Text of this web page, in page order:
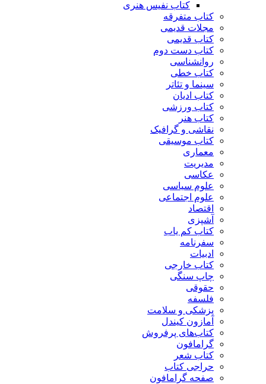
کتاب نفیس هنری
کتاب متفرقه
مجلات قدیمی
کتاب قدیمی
کتاب دست دوم
روانشناسی
کتاب خطی
سینما و تئاتر
کتاب ادیان
کتاب ورزشی
کتاب هنر
نقاشی و گرافیک
کتاب موسیقی
معماری
مدیریت
عکاسی
علوم سیاسی
علوم اجتماعی
اقتصاد
آشپزی
کتاب کم یاب
سفرنامه
ادبیات
کتاب خارجی
چاپ سنگی
حقوقی
فلسفه
پزشکی و سلامت
آمازون کیندل
کتاب‌های پرفروش
گرامافون
کتاب شعر
حراجی کتاب
صفحه گرامافون